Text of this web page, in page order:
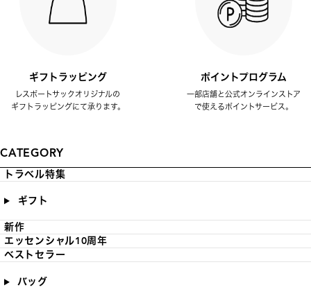
ギフトラッピング
レスポートサックオリジナルの
ギフトラッピングにて承ります。
ポイントプログラム
一部店舗と公式オンラインストア
で使えるポイントサービス。
CATEGORY
トラベル特集
ギフト
新作
エッセンシャル10周年
ベストセラー
バッグ